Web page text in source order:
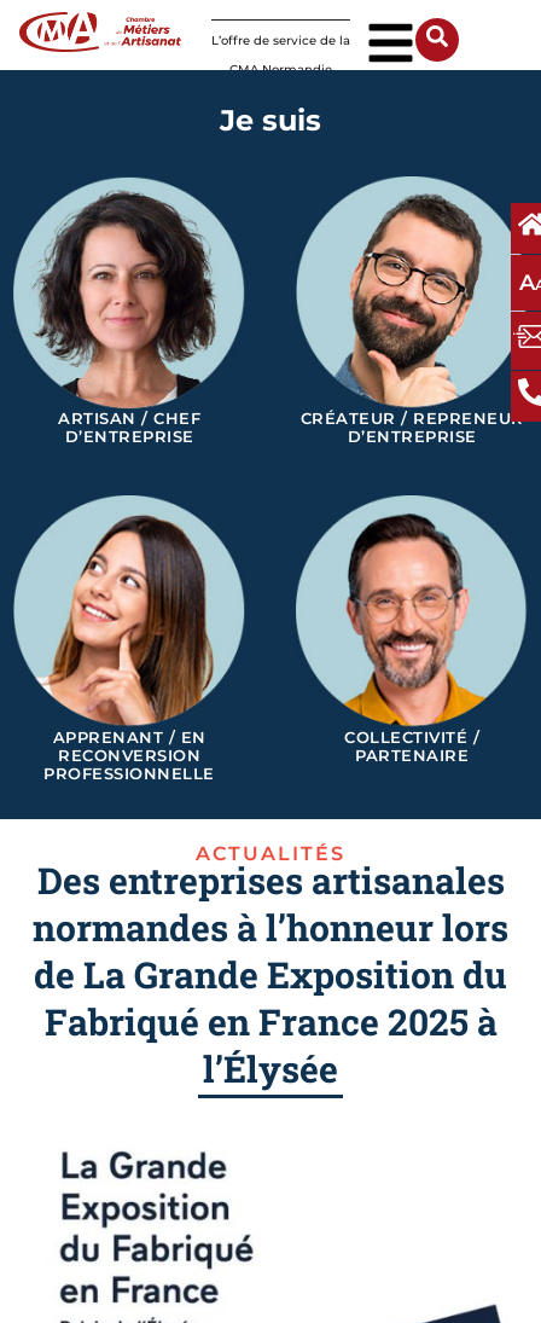
L’offre de service de la
CMA Normandie
A
Je suis
ARTISAN / CHEF
D’ENTREPRISE
CRÉATEUR / REPRENEUR
D’ENTREPRISE
APPRENANT / EN
RECONVERSION
PROFESSIONNELLE
COLLECTIVITÉ /
PARTENAIRE
ACTUALITÉS
Des entreprises artisanales
normandes à l’honneur lors
de La Grande Exposition du
Fabriqué en France 2025 à
l’Élysée
Panneau de gestion des cookies